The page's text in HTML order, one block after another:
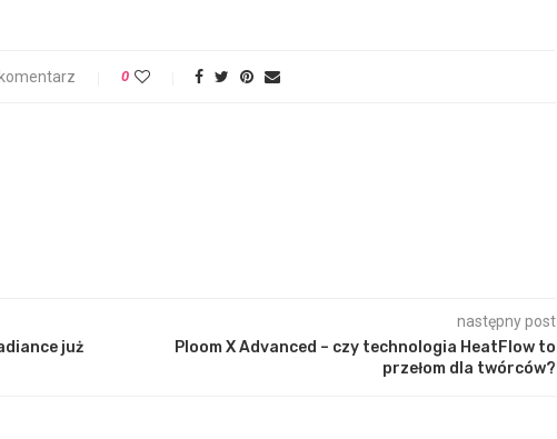
0
już
następny post
Ploom X Advanced – czy technologia HeatFlow to
przełom dla twórców?